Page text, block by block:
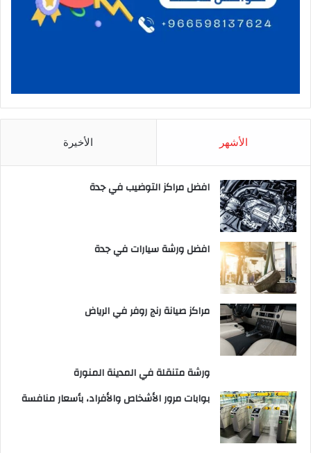
الأشهر الأخيرة
افضل مراكز التوضيب في جدة
افضل ورشة سيارات في جدة
مراكز صيانة رنج روفر في الرياض
ورشة متنقلة في المدينة المنورة
بوابات مرور الأشخاص والأفراد، بأسعار منافسة